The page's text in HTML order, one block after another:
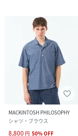
MACKINTOSH PHILOSOPHY
シャツ・ブラウス
8,800 円 50%OFF